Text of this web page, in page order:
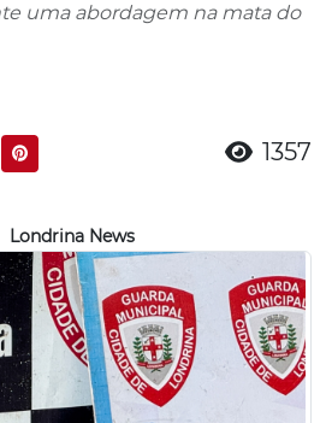
uma abordagem na mata do
1357
Londrina News